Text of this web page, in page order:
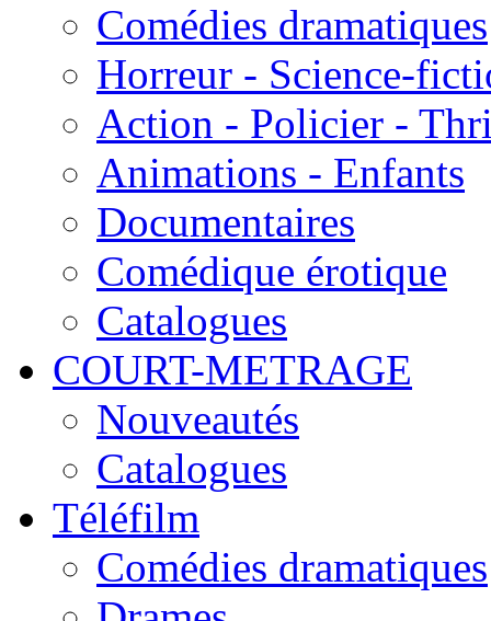
Comédies dramatiques
Horreur - Science-
Action - Policier -
Animations - Enfants
Documentaires
Comédique érotique
Catalogues
COURT-METRAGE
Nouveautés
Catalogues
Téléfilm
Comédies dramatiques